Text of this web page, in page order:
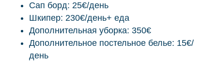
Сап борд: 25€/день
Шкипер: 230€/день+ еда
Дополнительная уборка: 350€
Дополнительное постельное белье: 15€/
день